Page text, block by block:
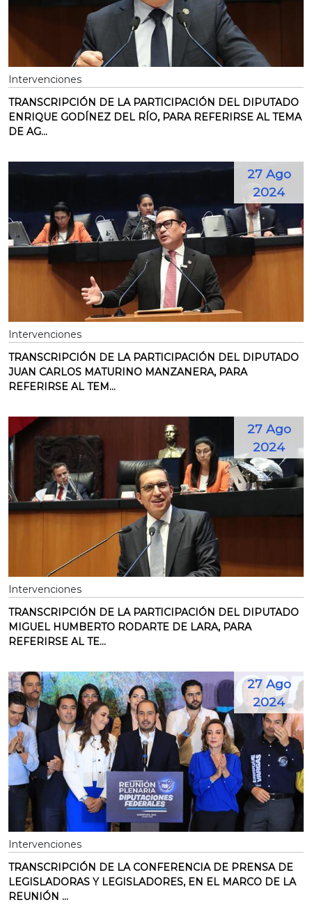
Intervenciones
TRANSCRIPCIÓN DE LA PARTICIPACIÓN DEL DIPUTADO
ENRIQUE GODÍNEZ DEL RÍO, PARA REFERIRSE AL TEMA
DE AG...
27 Ago
2024
Intervenciones
TRANSCRIPCIÓN DE LA PARTICIPACIÓN DEL DIPUTADO
JUAN CARLOS MATURINO MANZANERA, PARA
REFERIRSE AL TEM...
27 Ago
2024
Intervenciones
TRANSCRIPCIÓN DE LA PARTICIPACIÓN DEL DIPUTADO
MIGUEL HUMBERTO RODARTE DE LARA, PARA
REFERIRSE AL TE...
27 Ago
2024
Intervenciones
TRANSCRIPCIÓN DE LA CONFERENCIA DE PRENSA DE
LEGISLADORAS Y LEGISLADORES, EN EL MARCO DE LA
REUNIÓN ...